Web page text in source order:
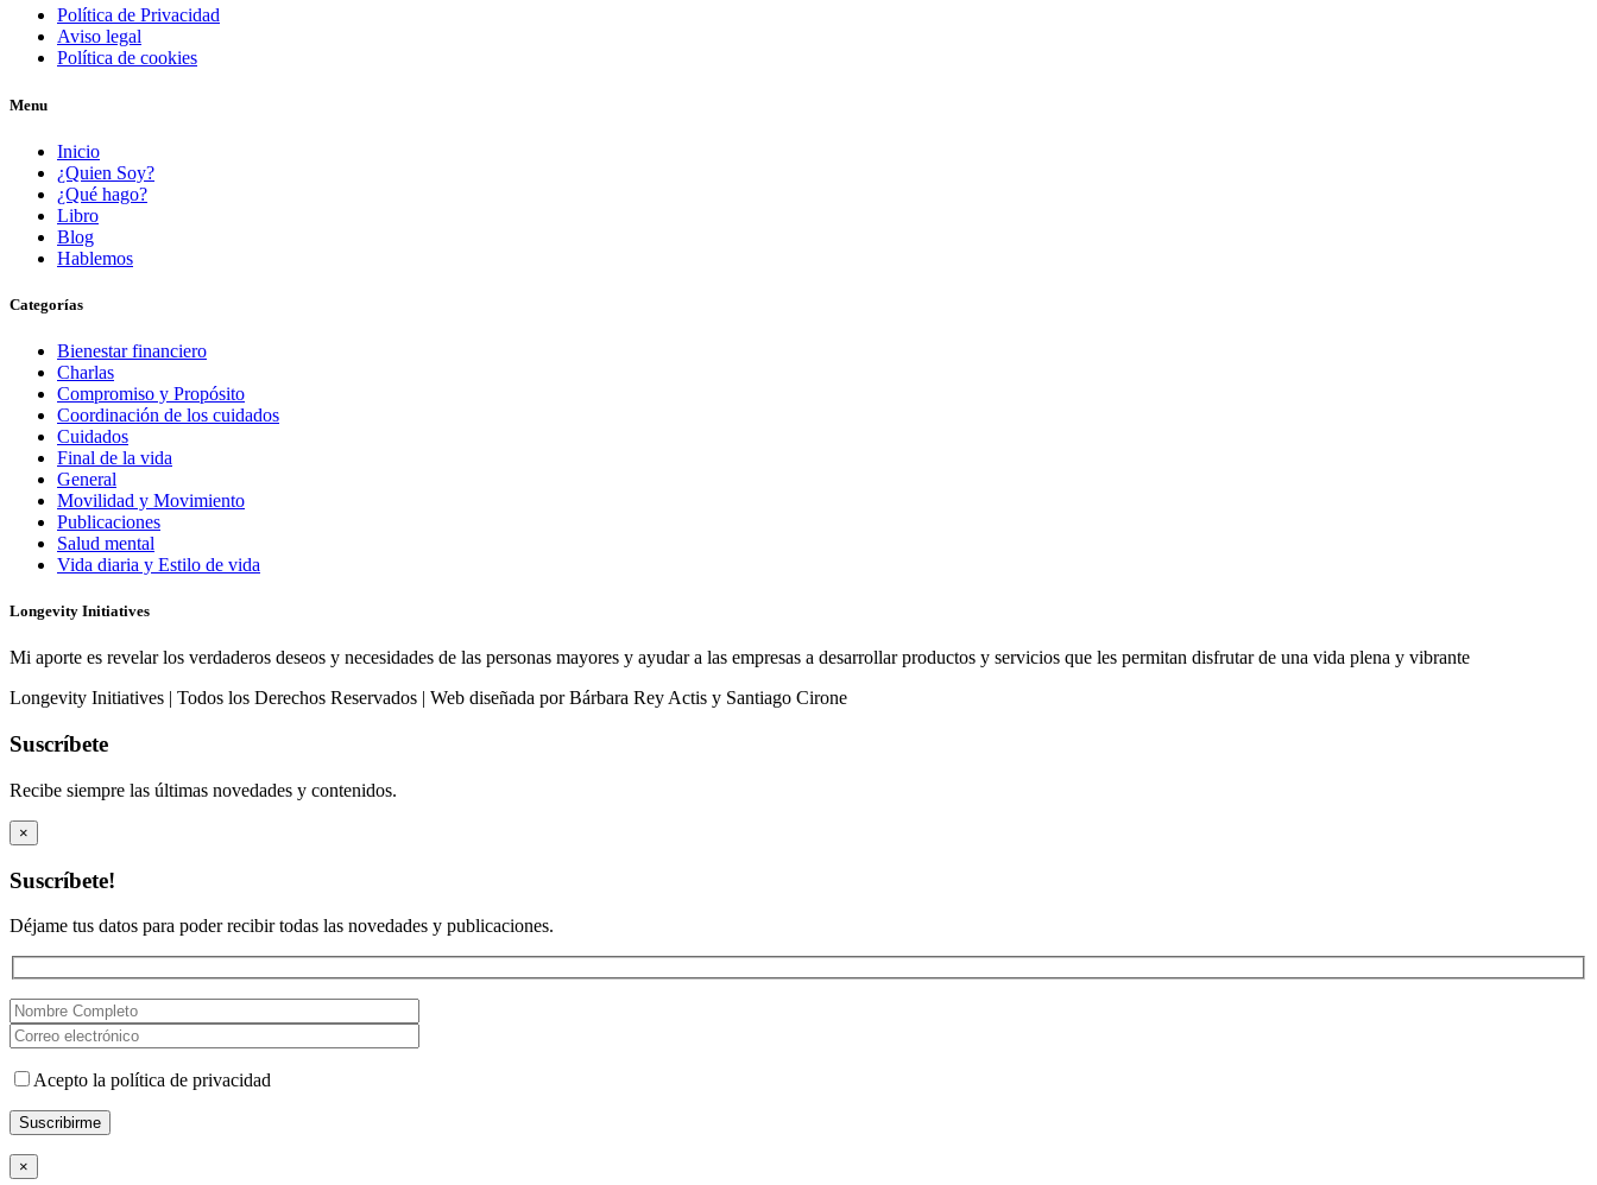
Política de Privacidad
Aviso legal
Política de cookies
Menu
Inicio
¿Quien Soy?
¿Qué hago?
Libro
Blog
Hablemos
Categorías
Bienestar financiero
Charlas
Compromiso y Propósito
Coordinación de los cuidados
Cuidados
Final de la vida
General
Movilidad y Movimiento
Publicaciones
Salud mental
Vida diaria y Estilo de vida
Longevity Initiatives
Mi aporte es revelar los verdaderos deseos y necesidades de las personas mayores y ayudar a las empresas a desarrollar productos y servicios que les permitan disfrutar de una vida plena y vibrante
Longevity Initiatives | Todos los Derechos Reservados | Web diseñada por Bárbara Rey Actis y Santiago Cirone
Suscríbete
Recibe siempre las últimas novedades y contenidos.
×
Suscríbete!
Déjame tus datos para poder recibir todas las novedades y publicaciones.
Acepto la política de privacidad
×